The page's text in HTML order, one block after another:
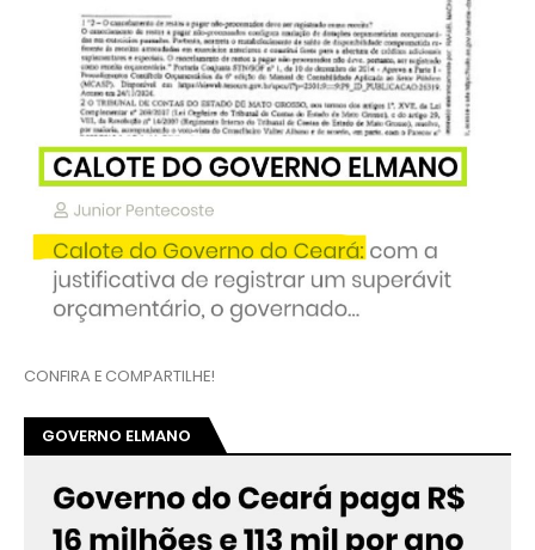
CONFIRA E COMPARTILHE!
GOVERNO ELMANO